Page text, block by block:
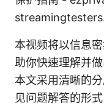
本视频将以信息
助你快速理解并
本文采用清晰的
见问题解答的形式